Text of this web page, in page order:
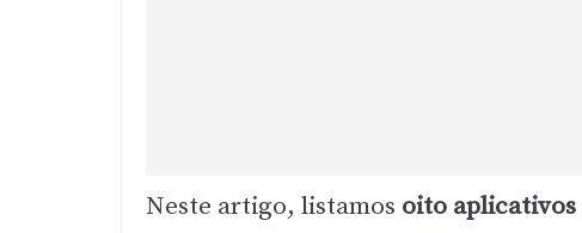
Neste artigo, listamos oito aplicativos